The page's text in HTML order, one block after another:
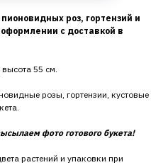
роз, гортензий и
с доставкой в
55 см.
розы, гортензии, кустовые
фото готового букета!
растений и упаковки при